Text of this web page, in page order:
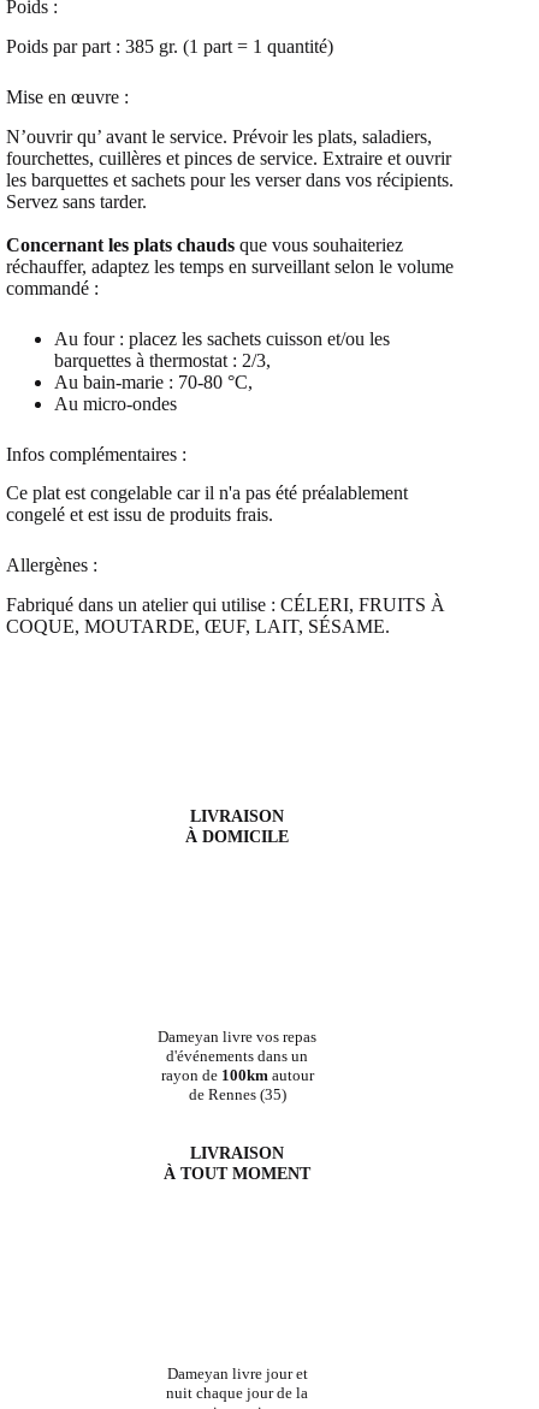
Poids :
Poids par part : 385 gr. (1 part = 1 quantité)
Mise en œuvre :
N’ouvrir qu’ avant le service. Prévoir les plats, saladiers,
fourchettes, cuillères et pinces de service. Extraire et ouvrir
les barquettes et sachets pour les verser dans vos récipients.
Servez sans tarder.
Concernant les plats chauds que vous souhaiteriez
réchauffer, adaptez les temps en surveillant selon le volume
commandé :
Au four : placez les sachets cuisson et/ou les
barquettes à thermostat : 2/3,
Au bain-marie : 70-80 °C,
Au micro-ondes
Infos complémentaires :
Ce plat est congelable car il n'a pas été préalablement
congelé et est issu de produits frais.
Allergènes :
Fabriqué dans un atelier qui utilise : CÉLERI, FRUITS À
COQUE, MOUTARDE, ŒUF, LAIT, SÉSAME.
LIVRAISON
À DOMICILE
Dameyan livre vos repas
d'événements dans un
rayon de 100km autour
de Rennes (35)
LIVRAISON
À TOUT MOMENT
Dameyan livre jour et
nuit chaque jour de la